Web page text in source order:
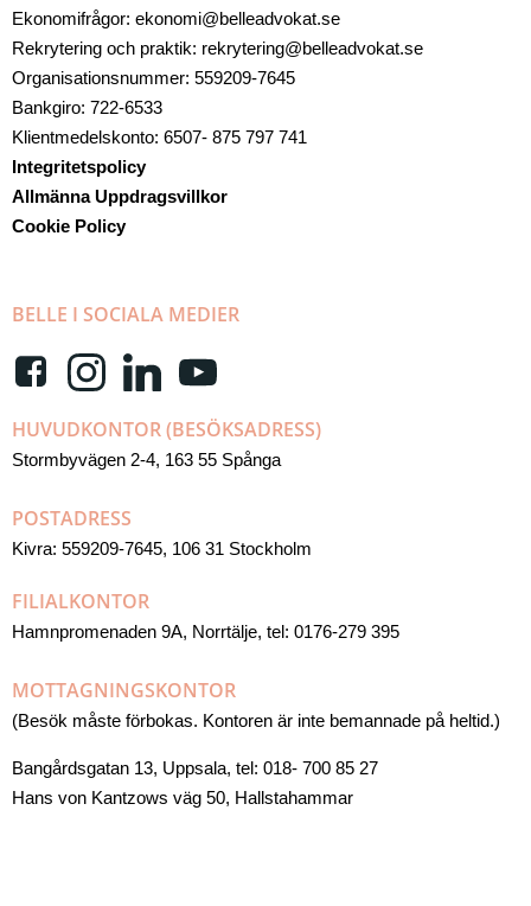
Ekonomifrågor: ekonomi@belleadvokat.se
Rekrytering och praktik: rekrytering@belleadvokat.se
Organisationsnummer: 559209-7645
Bankgiro: 722-6533
Klientmedelskonto: 6507- 875 797 741
Integritetspolicy
Allmänna Uppdragsvillkor
Cookie Policy
BELLE I SOCIALA MEDIER
HUVUDKONTOR (BESÖKSADRESS)
Stormbyvägen 2-4, 163 55 Spånga
POSTADRESS
Kivra: 559209-7645, 106 31 Stockholm
FILIALKONTOR
Hamnpromenaden 9A, Norrtälje, tel: 0176-279 395
MOTTAGNINGSKONTOR
(Besök måste förbokas. Kontoren är inte bemannade på heltid.)
Bangårdsgatan 13, Uppsala, tel: 018- 700 85 27
Hans von Kantzows väg 50, Hallstahammar